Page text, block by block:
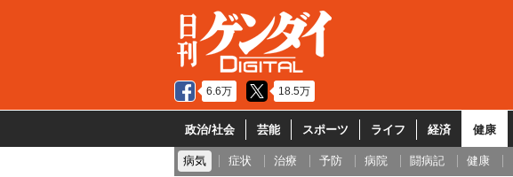
6.6万 18.5万
政治/社会 芸能 スポーツ ライフ 経済 健康
病気 症状 治療 予防 病院 闘病記 健康